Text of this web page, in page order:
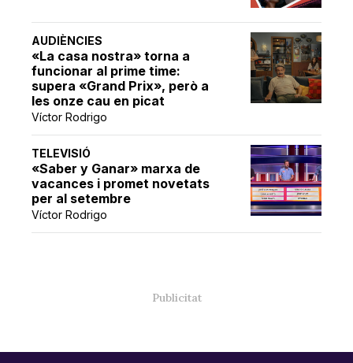
AUDIÈNCIES
«La casa nostra» torna a
funcionar al prime time:
supera «Grand Prix», però a
les onze cau en picat
Víctor Rodrigo
TELEVISIÓ
«Saber y Ganar» marxa de
vacances i promet novetats
per al setembre
Víctor Rodrigo